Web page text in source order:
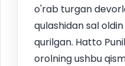
o'rab turgan
qulashidan sal
qurilgan. Hatto
orolning ushbu